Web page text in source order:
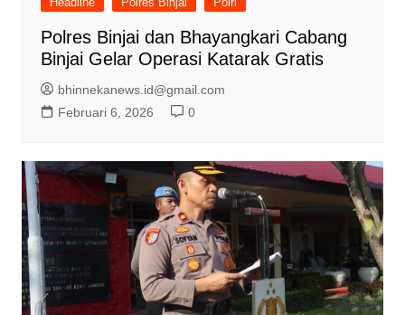
Polres Binjai dan Bhayangkari Cabang
Binjai Gelar Operasi Katarak Gratis
bhinnekanews.id@gmail.com
Februari 6, 2026
0